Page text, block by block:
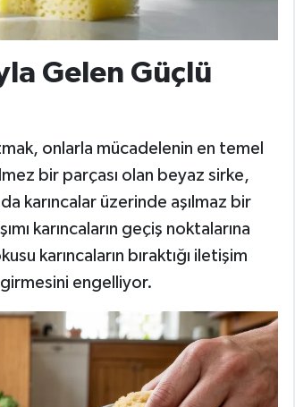
Gelen Güçlü
onlarla mücadelenin en temel
bir parçası olan beyaz sirke,
karıncalar üzerinde aşılmaz bir
karıncaların geçiş noktalarına
karıncaların bıraktığı iletişim
engelliyor.